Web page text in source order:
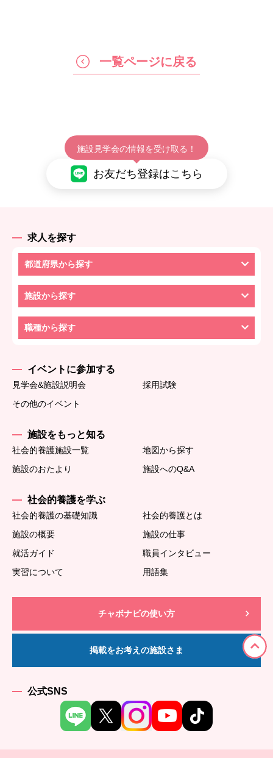
一覧ページに戻る
施設見学会の情報を受け取る！
お友だち登録はこちら
求人を探す
都道府県から探す
施設から探す
職種から探す
イベントに参加する
見学会&施設説明会
採用試験
その他のイベント
施設をもっと知る
社会的養護施設一覧
地図から探す
施設のおたより
施設へのQ&A
社会的養護を学ぶ
社会的養護の基礎知識
社会的養護とは
施設の概要
施設の仕事
就活ガイド
職員インタビュー
実習について
用語集
チャボナビの使い方
掲載をお考えの施設さま
公式SNS